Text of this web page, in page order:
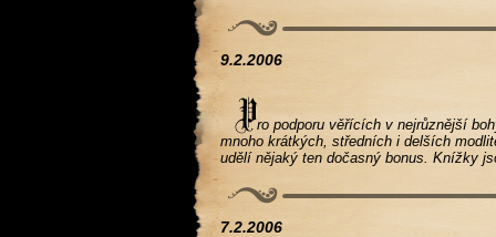
9.2.2006
ro podporu věřících v nejrůznější
mnoho krátkých, středních i delších
udělí nějaký ten dočasný bonus. Knížky
7.2.2006